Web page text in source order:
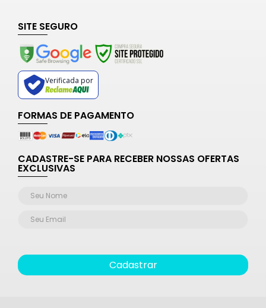
SITE SEGURO
Verificada por
FORMAS DE PAGAMENTO
CADASTRE-SE PARA RECEBER NOSSAS OFERTAS
EXCLUSIVAS
Cadastrar